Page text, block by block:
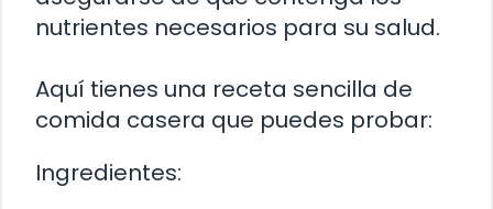
nutrientes necesarios para su salud.
Aquí tienes una receta sencilla de
comida casera que puedes probar:
Ingredientes: